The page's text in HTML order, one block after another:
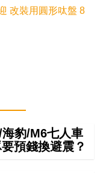
改裝用圓形呔盤 8
豹/M6七人車
預錢換避震？